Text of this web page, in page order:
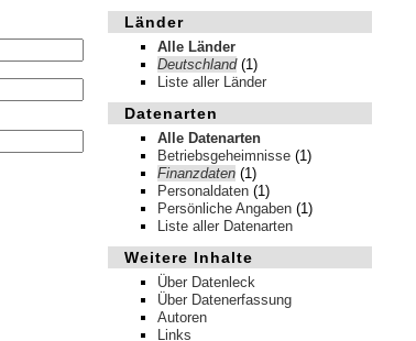
Länder
Alle Länder
Deutschland(1)
Liste aller Länder
Datenarten
Alle Datenarten
Betriebsgeheimnisse (1)
Finanzdaten (1)
Personaldaten (1)
Persönliche Angaben (1)
Liste aller Datenarten
Weitere Inhalte
Über Datenleck
Über Datenerfassung
Autoren
Links